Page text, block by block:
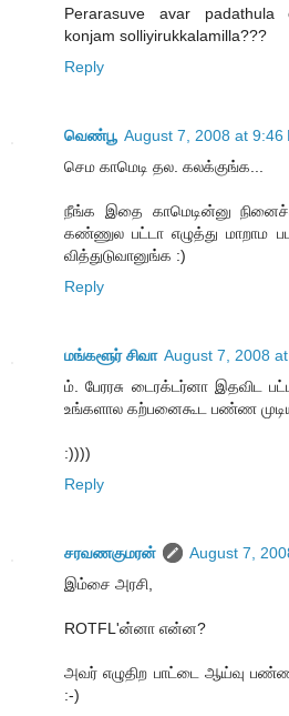
Perarasuve avar padathula
konjam solliyirukkalamilla???
Reply
வெண்பூ August 7, 2008 at 9:46
செம காமெடி தல. கலக்குங்க...
நீங்க இதை காமெடின்னு
கண்ணுல பட்டா எழுத்து மாறாம
வித்துடுவானுங்க :)
Reply
மங்களூர் சிவா August 7, 2008
ம். பேரரசு டைரக்டர்னா இதவிட
உங்களால கற்பனைகூட பண்ண
:))))
Reply
சரவணகுமரன்
August 7,
இம்சை அரசி,
ROTFL'ன்னா என்ன?
அவர் எழுதிற பாட்டை ஆய்வு
:-)